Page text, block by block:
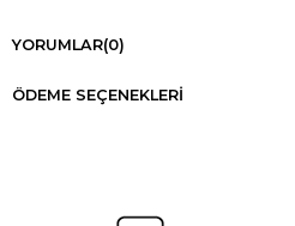
YORUMLAR(0)
ÖDEME SEÇENEKLERI